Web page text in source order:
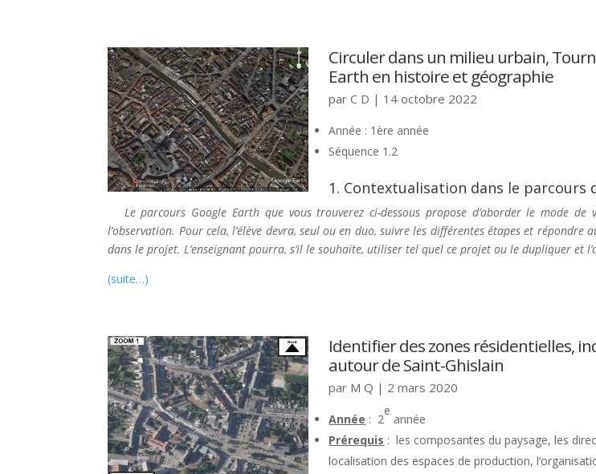
Circuler dans un milieu urbain,
Earth en histoire et géographie
parC D | 14 octobre 2022
Année : 1ère année
Séquence 1.2
1. Contextualisation dans le parcours
Le parcours Google Earth que vous trouverez ci-dessous propose d’aborder le mode
l’observation. Pour cela, l’élève devra, seul ou en duo, suivre les différentes étapes et répondre
dans le projet. L’enseignant pourra, s’il le souhaite, utiliser tel quel ce projet ou le dupliquer et
(suite…)
Identifier des zones résidentielles,
autour de Saint-Ghislain
par M Q | 2 mars 2020
Année : 2
e
année
Prérequis : les composantes du paysage, les
localisation des espaces de production,